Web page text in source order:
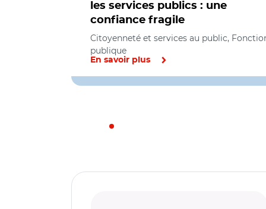
les services publics : une
confiance fragile
Citoyenneté et services au public,
publique
En savoir plus